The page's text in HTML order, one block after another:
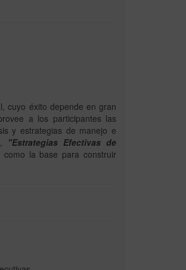
cuyo éxito depende en gran
a los participantes las
y estrategias de manejo e
"Estrategias Efectivas de
la base para construir